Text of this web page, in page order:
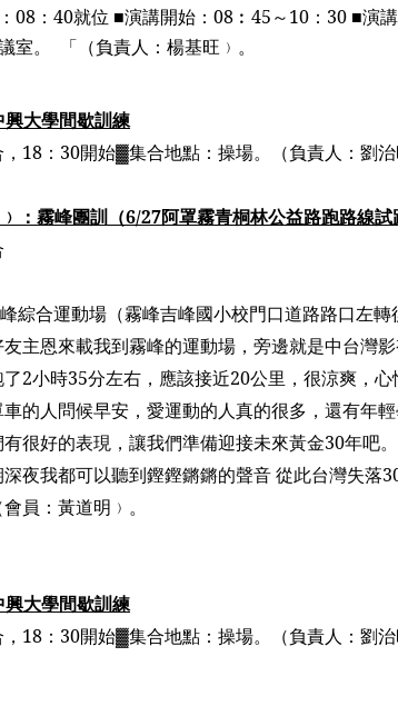
08 ： 40就位 ■演講開始： 08 ︰ 45～10 ： 30 ■演
室。 「 （負責人：楊基旺﹚。
興大學間歇訓練
18 ： 30開始▓集合地點：操場。（負責人：劉治
﹚：霧峰團訓（6/27阿罩霧青桐林公益路跑路線試
綜合運動場（霧峰吉峰國小校門口道路路口左轉
主恩來載我到霧峰的運動場，旁邊就是中台灣
2小時35分左右，應該接近20公里，很涼爽，
的人問候早安，愛運動的人真的很多，還有年
很好的表現，讓我們準備迎接未來黃金30年吧
夜我都可以聽到鏗鏗鏘鏘的聲音 從此台灣失落
會員：黃道明﹚。
興大學間歇訓練
18 ： 30開始▓集合地點：操場。（負責人：劉治